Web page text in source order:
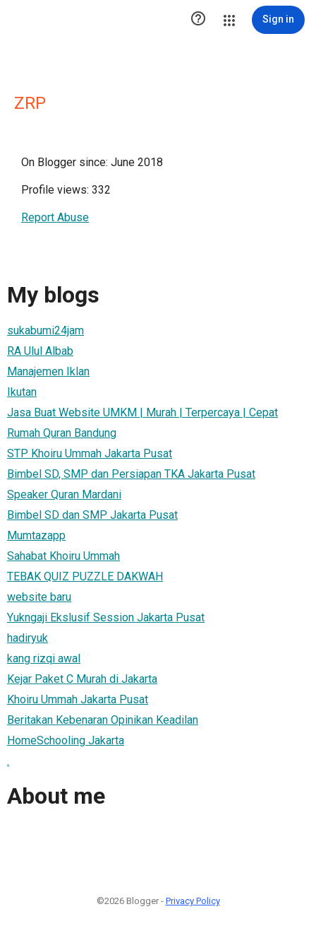
 Sign in
ZRP
On Blogger since: June 2018
Profile views: 332
Report Abuse
My blogs
sukabumi24jam
RA Ulul Albab
Manajemen Iklan
Ikutan
Jasa Buat Website UMKM | Murah | Terpercaya | Cepat
Rumah Quran Bandung
STP Khoiru Ummah Jakarta Pusat
Bimbel SD, SMP dan Persiapan TKA Jakarta Pusat
Speaker Quran Mardani
Bimbel SD dan SMP Jakarta Pusat
Mumtazapp
Sahabat Khoiru Ummah
TEBAK QUIZ PUZZLE DAKWAH
website baru
Yukngaji Ekslusif Session Jakarta Pusat
hadiryuk
kang rizqi awal
Kejar Paket C Murah di Jakarta
Khoiru Ummah Jakarta Pusat
Beritakan Kebenaran Opinikan Keadilan
HomeSchooling Jakarta
.
About me
©2026 Blogger - Privacy Policy